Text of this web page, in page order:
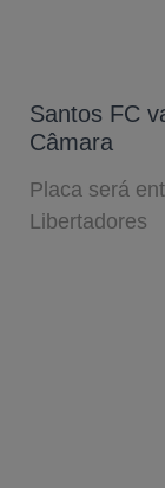
Santos FC
Câmara
Placa será
Libertadores